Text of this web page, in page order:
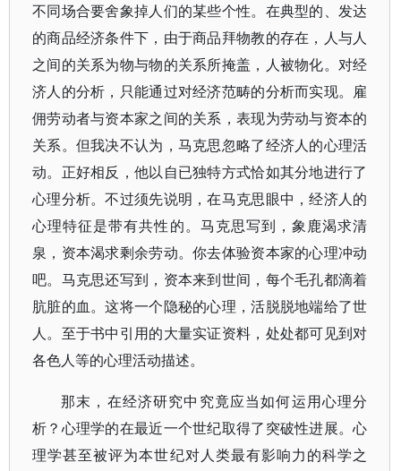
不同场合要舍象掉人们的某些个性。在典型的、发达
的商品经济条件下，由于商品拜物教的存在，人与人
之间的关系为物与物的关系所掩盖，人被物化。对经
济人的分析，只能通过对经济范畴的分析而实现。雇
佣劳动者与资本家之间的关系，表现为劳动与资本的
关系。但我决不认为，马克思忽略了经济人的心理活
动。正好相反，他以自已独特方式恰如其分地进行了
心理分析。不过须先说明，在马克思眼中，经济人的
心理特征是带有共性的。马克思写到，象鹿渴求清
泉，资本渴求剩余劳动。你去体验资本家的心理冲动
吧。马克思还写到，资本来到世间，每个毛孔都滴着
肮脏的血。这将一个隐秘的心理，活脱脱地端给了世
人。至于书中引用的大量实证资料，处处都可见到对
各色人等的心理活动描述。
那末，在经济研究中究竟应当如何运用心理分
析？心理学的在最近一个世纪取得了突破性进展。心
理学甚至被评为本世纪对人类最有影响力的科学之